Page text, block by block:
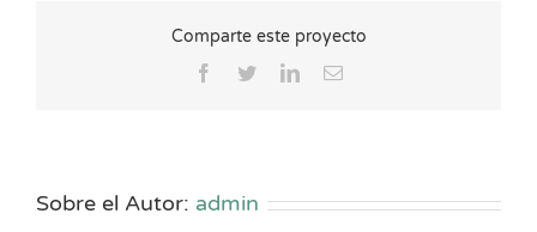
Comparte este proyecto
Facebook
TwitterLinkedInCorreo
Sobre el Autor: admin